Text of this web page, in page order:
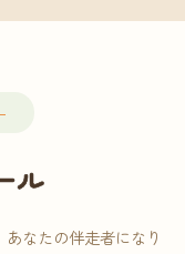
んので、お気軽
ル
なたの伴走者になり